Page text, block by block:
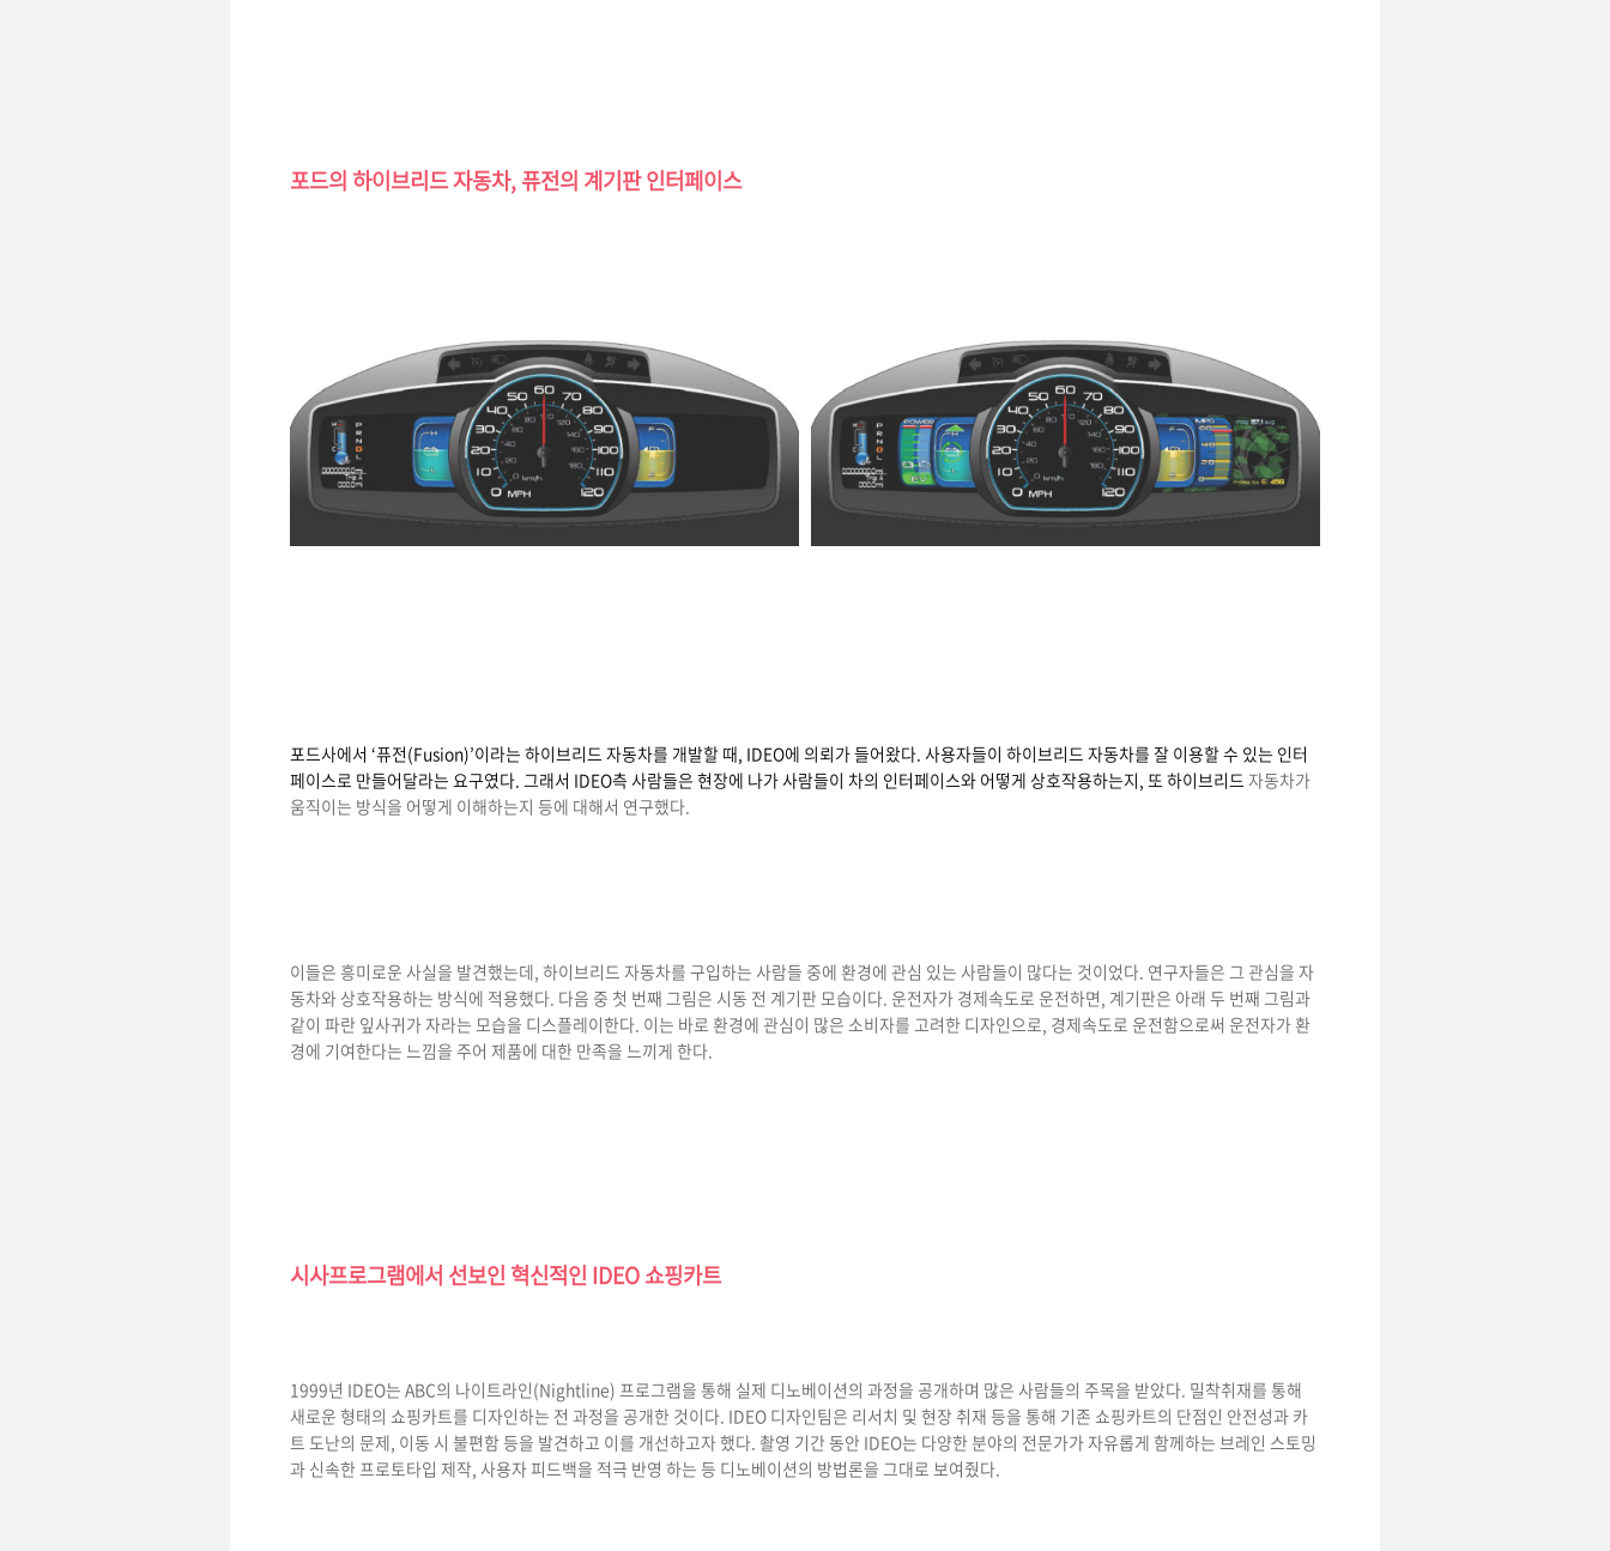
포드의 하이브리드 자동차, 퓨전의 계기판 인터페이스
포드사에서 ‘퓨전(Fusion)’이라는 하이브리드 자동차를 개발할 때, IDEO에 의뢰가 들어왔다. 사용자들이 하이브리드 자동차를 잘 이용할 수 있는 인터
페이스로 만들어달라는 요구였다. 그래서 IDEO측 사람들은 현장에 나가 사람들이 차의 인터페이스와 어떻게 상호작용하는지, 또 하이브리드 자동차가
움직이는 방식을 어떻게 이해하는지 등에 대해서 연구했다.
이들은 흥미로운 사실을 발견했는데, 하이브리드 자동차를 구입하는 사람들 중에 환경에 관심 있는 사람들이 많다는 것이었다. 연구자들은 그 관심을 자
동차와 상호작용하는 방식에 적용했다. 다음 중 첫 번째 그림은 시동 전 계기판 모습이다. 운전자가 경제속도로 운전하면, 계기판은 아래 두 번째 그림과
같이 파란 잎사귀가 자라는 모습을 디스플레이한다. 이는 바로 환경에 관심이 많은 소비자를 고려한 디자인으로, 경제속도로 운전함으로써 운전자가 환
경에 기여한다는 느낌을 주어 제품에 대한 만족을 느끼게 한다.
시사프로그램에서 선보인 혁신적인 IDEO 쇼핑카트
1999년 IDEO는 ABC의 나이트라인(Nightline) 프로그램을 통해 실제 디노베이션의 과정을 공개하며 많은 사람들의 주목을 받았다. 밀착취재를 통해
새로운 형태의 쇼핑카트를 디자인하는 전 과정을 공개한 것이다. IDEO 디자인팀은 리서치 및 현장 취재 등을 통해 기존 쇼핑카트의 단점인 안전성과 카
트 도난의 문제, 이동 시 불편함 등을 발견하고 이를 개선하고자 했다. 촬영 기간 동안 IDEO는 다양한 분야의 전문가가 자유롭게 함께하는 브레인 스토밍
과 신속한 프로토타입 제작, 사용자 피드백을 적극 반영 하는 등 디노베이션의 방법론을 그대로 보여줬다.